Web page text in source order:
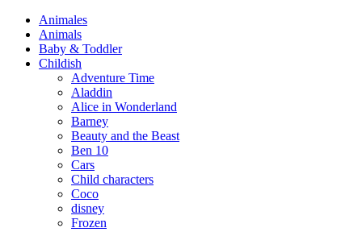
Animales
Animals
Baby & Toddler
Childish
Adventure Time
Aladdin
Alice in Wonderland
Barney
Beauty and the Beast
Ben 10
Cars
Child characters
Coco
disney
Frozen